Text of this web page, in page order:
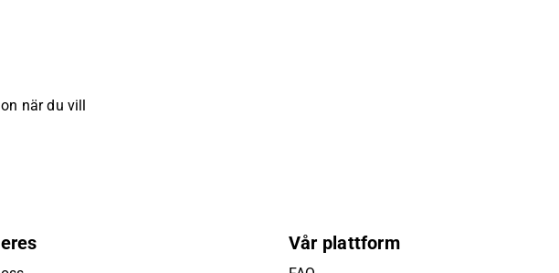
när du vill
Vår plattform